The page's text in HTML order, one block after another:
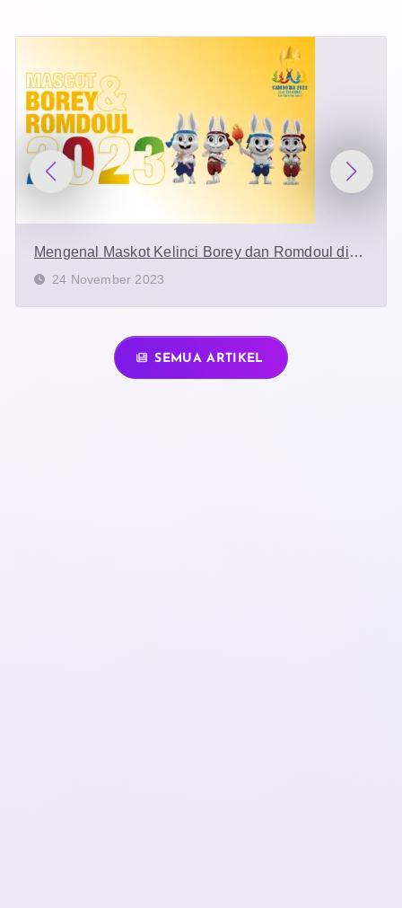
Mengenal Maskot Kelinci Borey dan Romdoul di
Pembukaan SEA Games 2023
24 November 2023
SEMUA ARTIKEL